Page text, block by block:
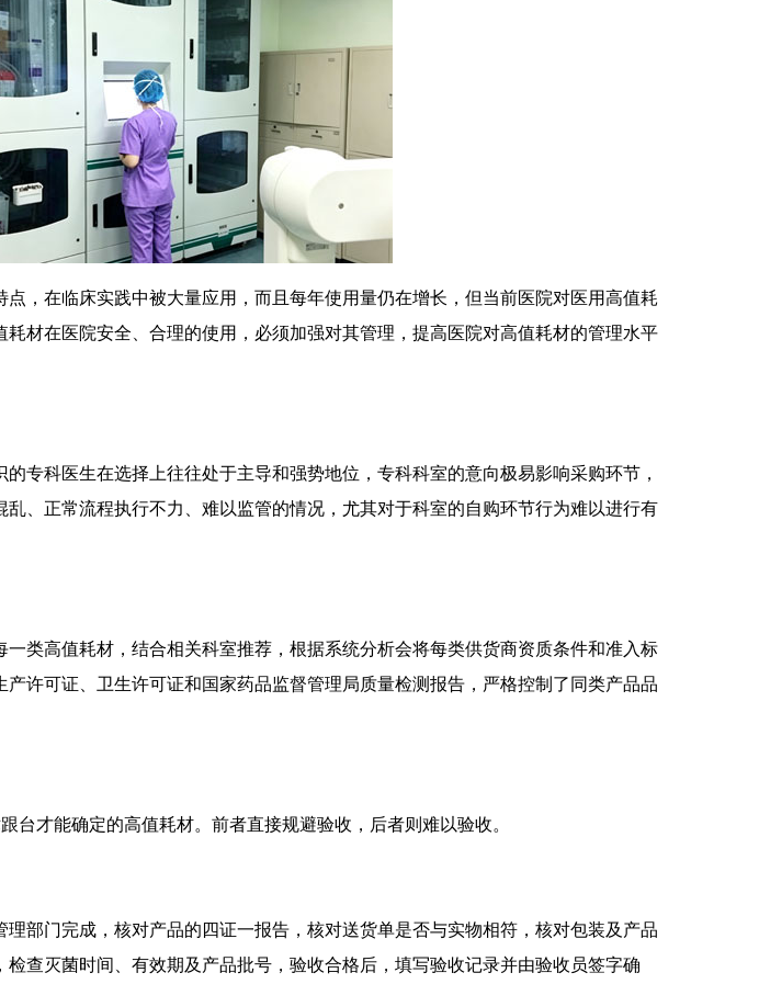
，在临床实践中被大量应用，而且每年使用量仍在增长，但当前医院对医用高值耗
材在医院安全、合理的使用，必须加强对其管理，提高医院对高值耗材的管理水平
专科医生在选择上往往处于主导和强势地位，专科科室的意向极易影响采购环节，
、正常流程执行不力、难以监管的情况，尤其对于科室的自购环节行为难以进行有
类高值耗材，结合相关科室推荐，根据系统分析会将每类供货商资质条件和准入标
许可证、卫生许可证和国家药品监督管理局质量检测报告，严格控制了同类产品品
才能确定的高值耗材。前者直接规避验收，后者则难以验收。
部门完成，核对产品的四证一报告，核对送货单是否与实物相符，核对包装及产品
查灭菌时间、有效期及产品批号，验收合格后，填写验收记录并由验收员签字确